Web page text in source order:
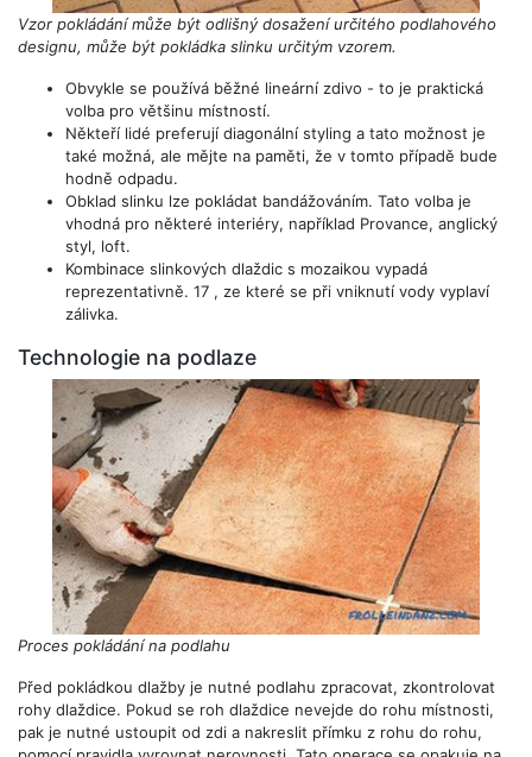
Vzor pokládání může být odlišný dosažení určitého podlahového
designu, může být pokládka slinku určitým vzorem.
Obvykle se používá běžné lineární zdivo - to je praktická
volba pro většinu místností.
Někteří lidé preferují diagonální styling a tato možnost je
také možná, ale mějte na paměti, že v tomto případě bude
hodně odpadu.
Obklad slinku lze pokládat bandážováním. Tato volba je
vhodná pro některé interiéry, například Provance, anglický
styl, loft.
Kombinace slinkových dlaždic s mozaikou vypadá
reprezentativně. 17 , ze které se při vniknutí vody vyplaví
zálivka.
Technologie na podlaze
Proces pokládání na podlahu
Před pokládkou dlažby je nutné podlahu zpracovat, zkontrolovat
rohy dlaždice. Pokud se roh dlaždice nevejde do rohu místnosti,
pak je nutné ustoupit od zdi a nakreslit přímku z rohu do rohu,